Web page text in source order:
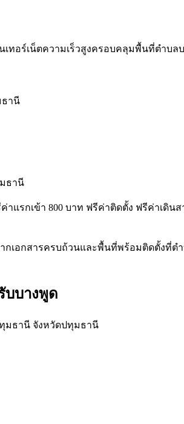
ทอร์เน็ตความเร็วสูงครอบคลุมพื้นที่ตำบล
ธานี
ธานี
ค่าแรกเข้า 800 บาท ฟรีค่าติดตั้ง ฟรีค่าเ
ากเอกสารครบถ้วนและพื้นที่พร้อมติดตั้งที่
บบางพูด
มธานี จังหวัดปทุมธานี